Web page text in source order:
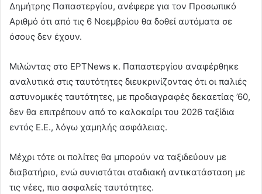
Δημήτρης Παπαστεργίου, ανέφερε για τον Προσωπικό
Αριθμό ότι από τις 6 Νοεμβρίου θα δοθεί αυτόματα σε
όσους δεν έχουν.
Μιλώντας στο ΕΡΤNews κ. Παπαστεργίου αναφέρθηκε
αναλυτικά στις ταυτότητες διευκρινίζοντας ότι οι παλιές
αστυνομικές ταυτότητες, με προδιαγραφές δεκαετίας ’60,
δεν θα επιτρέπουν από το καλοκαίρι του 2026 ταξίδια
εντός Ε.Ε., λόγω χαμηλής ασφάλειας.
Μέχρι τότε οι πολίτες θα μπορούν να ταξιδεύουν με
διαβατήριο, ενώ συνιστάται σταδιακή αντικατάσταση με
τις νέες, πιο ασφαλείς ταυτότητες.